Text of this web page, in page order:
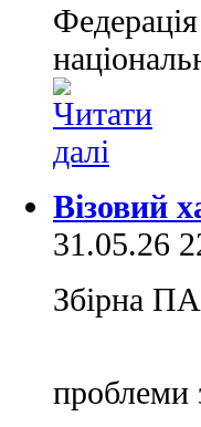
Візовий
31.05.26
Збірна
проблеми